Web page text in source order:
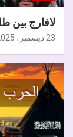
لافارج بين
23 ديسمبر، 2025